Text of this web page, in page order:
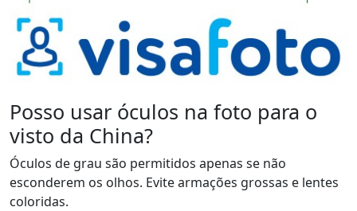
Posso usar óculos na foto para o
visto da China?
Óculos de grau são permitidos apenas se não
esconderem os olhos. Evite armações grossas e lentes
coloridas.